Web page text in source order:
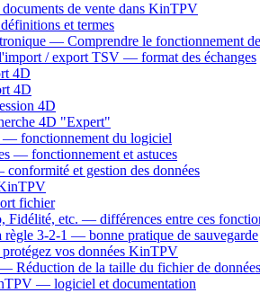
de vente dans KinTPV
et termes
— Comprendre le fonctionnement
/ export TSV — format des échanges
4D
4D
4D
4D "Expert"
— fonctionnement du logiciel
— fonctionnement et astuces
et gestion des données
fichier
Fidélité, etc. — différences entre ces
règle 3-2-1 — bonne pratique de sauvegarde
vos données KinTPV
Réduction de la taille du fichier de données
— logiciel et documentation